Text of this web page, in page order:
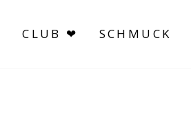
CLUB ❤ SCHMUCK